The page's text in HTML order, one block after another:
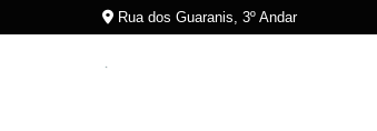
Rua dos Guaranis, 3º Andar